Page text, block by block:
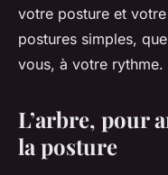
votre posture et
postures simples,
vous, à votre rythme.
L’arbre, pour
la posture